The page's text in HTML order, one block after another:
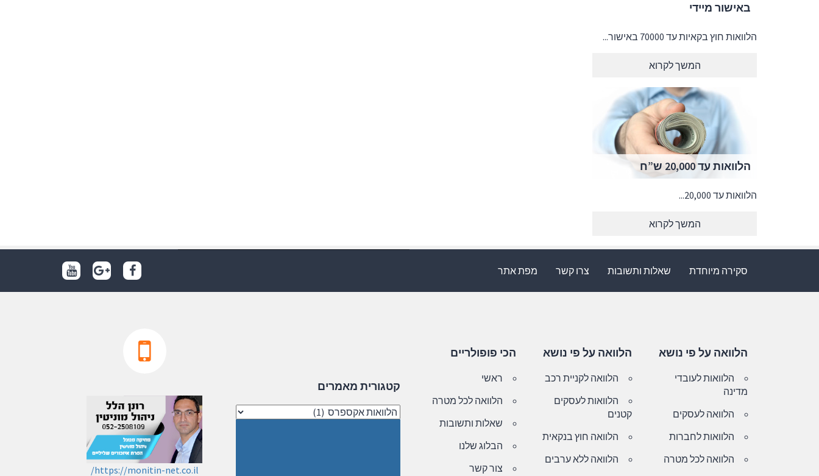
באישור מיידי
הלוואות חוץ בקאיות עד 70000 באישור...
המשך לקרוא
הלוואות עד 20,000 ש”ח
הלוואות עד 20,000...
המשך לקרוא
סקירה מיוחדת שאלות ותשובות צרו קשר מפת אתר
https://monitin-net.co.il/
קטגורית מאמרים
קטגורית
הכי פופולריים
ראשי
הלוואה לכל מטרה
שאלות ותשובות
הבלוג שלנו
צור קשר
הלוואה על פי נושא
הלוואה לקניית רכב
הלוואות לעסקים
קטנים
הלוואה חוץ בנקאית
הלוואה ללא ערבים
הלוואה על פי נושא
הלוואות לעובדי
מדינה
הלוואה לעסקים
הלוואות לחברות
הלוואה לכל מטרה